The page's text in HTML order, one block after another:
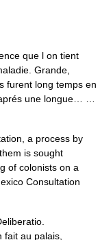
que l on tient
Grande,
furent long temps en
une longue… …
a process by
is sought
of colonists on a
Consultation
au palais,